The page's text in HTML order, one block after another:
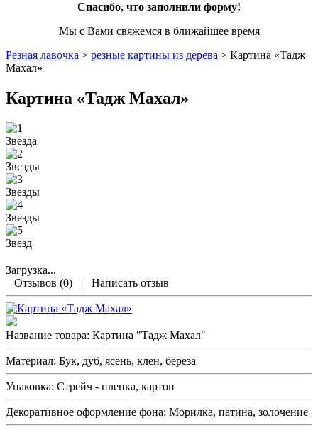
Спасибо, что заполнили форму!
Мы с Вами свяжемся в ближайшее время
Резная лавочка > резные картины из дерева > Картина «Тадж
Махал»
Картина «Тадж Махал»
Загрузка...
Отзывов (0) | Написать отзыв
Название товара: Картина "Тадж Махал"
Материал: Бук, дуб, ясень, клен, береза
Упаковка: Стрейч - пленка, картон
Декоративное оформление фона: Морилка, патина, золочение